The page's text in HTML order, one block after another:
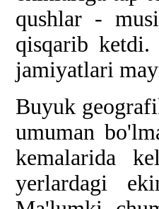
qushlar -
qisqarib
jamiyatlari
Buyuk
umuman
kemalarida
yerlardagi